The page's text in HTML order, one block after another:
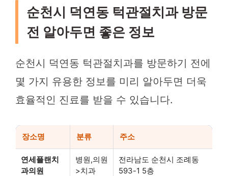
순천시 덕연동 턱관절치과 방문
전 알아두면 좋은 정보
순천시 덕연동 턱관절치과를 방문하기 전에
몇 가지 유용한 정보를 미리 알아두면 더욱
효율적인 진료를 받을 수 있습니다.
장소명 분류 주소
연세플랜치
과의원
병원,의원
>치과
전라남도 순천시 조례동
593-1 5층